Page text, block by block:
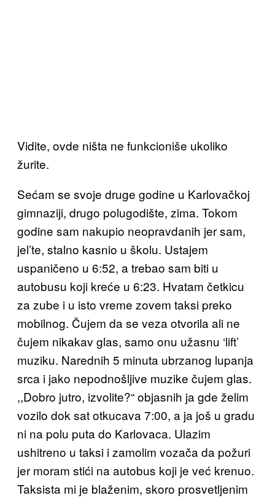
Vidite, ovde ništa ne funkcioniše ukoliko
žurite.
Sećam se svoje druge godine u Karlovačkoj
gimnaziji, drugo polugodište, zima. Tokom
godine sam nakupio neopravdanih jer sam,
jel’te, stalno kasnio u školu. Ustajem
uspaničeno u 6:52, a trebao sam biti u
autobusu koji kreće u 6:23. Hvatam četkicu
za zube i u isto vreme zovem taksi preko
mobilnog. Čujem da se veza otvorila ali ne
čujem nikakav glas, samo onu užasnu ‘lift’
muziku. Narednih 5 minuta ubrzanog lupanja
srca i jako nepodnošljive muzike čujem glas.
,,Dobro jutro, izvolite?“ objasnih ja gde želim
vozilo dok sat otkucava 7:00, a ja još u gradu
ni na polu puta do Karlovaca. Ulazim
ushitreno u taksi i zamolim vozača da požuri
jer moram stići na autobus koji je već krenuo.
Taksista mi je blaženim, skoro prosvetljenim